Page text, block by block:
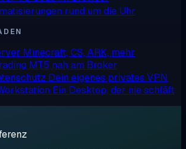
rund um die Uhr
Minecraft, CS, ARK, mehr
MT5 nah am Broker
Dein eigenes privates VPN
Ein Desktop, der nie schläft